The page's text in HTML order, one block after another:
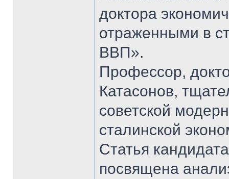
доктора
отраженными в
ВВП».
Профессор,
Катасонов,
советской
сталинской
Статья
посвящена